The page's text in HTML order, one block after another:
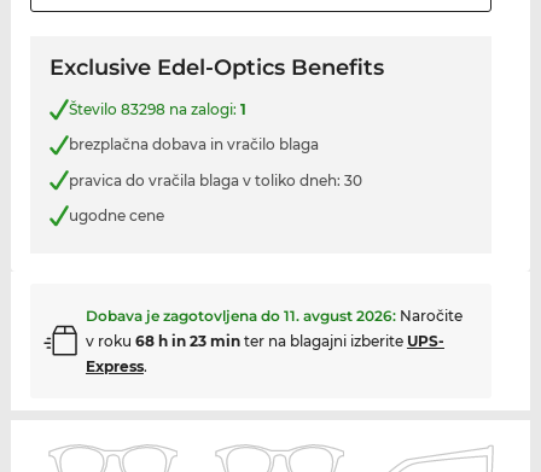
Exclusive Edel-Optics Benefits
Število 83298 na zalogi: 1
brezplačna dobava in vračilo blaga
pravica do vračila blaga v toliko dneh: 30
ugodne cene
Dobava je zagotovljena do 11. avgust 2026: Naročite
v roku 68 h in 23 minter na blagajni izberite UPS-
Express.